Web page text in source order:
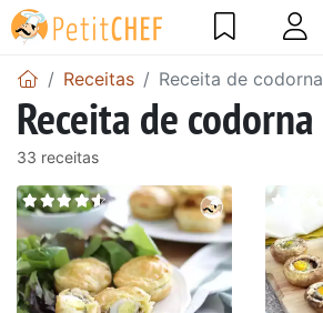
Receitas Receita de codorna
Receita de codorna
33 receitas